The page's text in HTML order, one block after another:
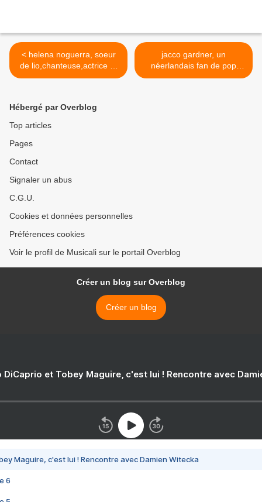
< helena noguerra, soeur
de lio,chanteuse,actrice et
écrivaine
jacco gardner, un
néerlandais fan de pop
baroque des 60's >
Hébergé par Overblog
Top articles
Pages
Contact
Signaler un abus
C.G.U.
Cookies et données personnelles
Préférences cookies
Voir le profil de Musicali sur le portail Overblog
Créer un blog sur Overblog
Créer un blog
DiCaprio et Tobey Maguire, c'est lui ! Rencontre avec
Maguire, c'est lui ! Rencontre avec Damien Witecka
6